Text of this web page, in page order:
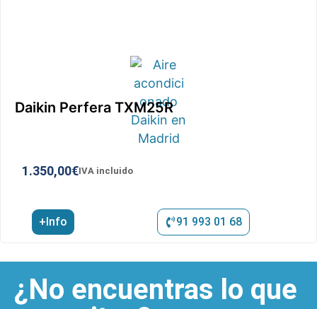
Daikin Perfera TXM25R
1.350,00€IVA incluido
+Info 91 993 01 68
¿No encuentras lo que